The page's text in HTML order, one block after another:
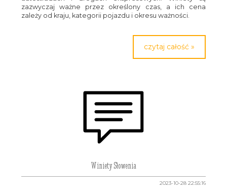
zazwyczaj ważne przez określony czas, a ich cena
zależy od kraju, kategorii pojazdu i okresu ważności.
czytaj całość »
Winiety Słowenia
2023-10-28 22:55:16